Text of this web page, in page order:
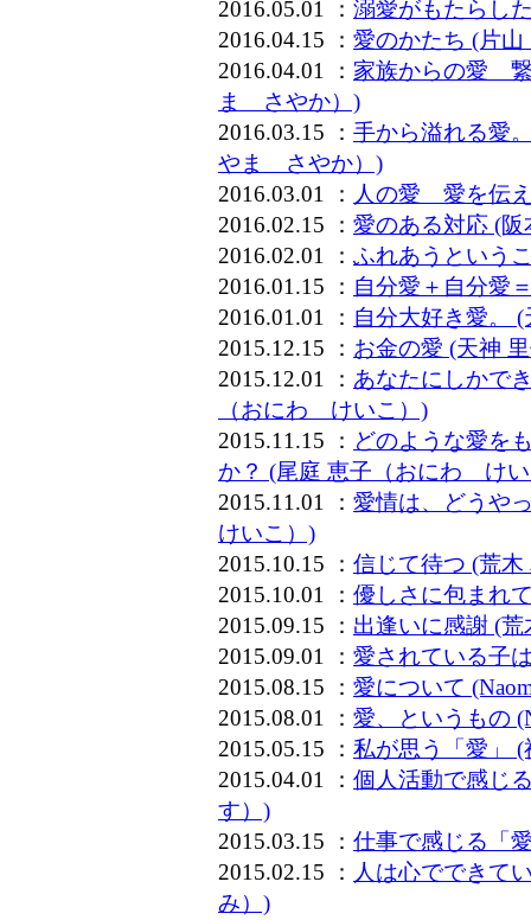
2016.05.01 ： 溺愛がもたらし
2016.04.15 ： 愛のかたち (片
2016.04.01 ： 家族からの愛 繋
ま さやか）)
2016.03.15 ： 手から溢れる愛
やま さやか）)
2016.03.01 ： 人の愛 愛を伝
2016.02.15 ： 愛のある対応 (
2016.02.01 ： ふれあうという
2016.01.15 ： 自分愛＋自分愛
2016.01.01 ： 自分大好き愛。
2015.12.15 ： お金の愛 (天神
2015.12.01 ： あなたにしかで
（おにわ けいこ）)
2015.11.15 ： どのような愛を
か？ (尾庭 恵子（おにわ け
2015.11.01 ： 愛情は、どうや
けいこ）)
2015.10.15 ： 信じて待つ (荒
2015.10.01 ： 優しさに包まれ
2015.09.15 ： 出逢いに感謝 (
2015.09.01 ： 愛されている子
2015.08.15 ： 愛について
2015.08.01 ： 愛、というもの
2015.05.15 ： 私が思う「愛」
2015.04.01 ： 個人活動で感じ
す）)
2015.03.15 ： 仕事で感じる「
2015.02.15 ： 人は心でできて
み）)